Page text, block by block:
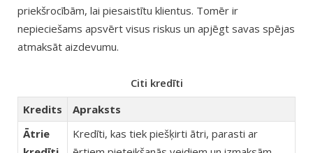
priekšrocībām, lai piesaistītu klientus. Tomēr ir
nepieciešams apsvērt visus riskus un apjēgt savas spējas
atmaksāt aizdevumu.
Citi kredīti
Kredits
Apraksts
Ātrie
Kredīti, kas tiek piešķirti ātri, parasti ar